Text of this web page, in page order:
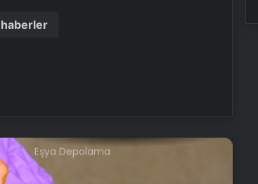
Eşya Depolama